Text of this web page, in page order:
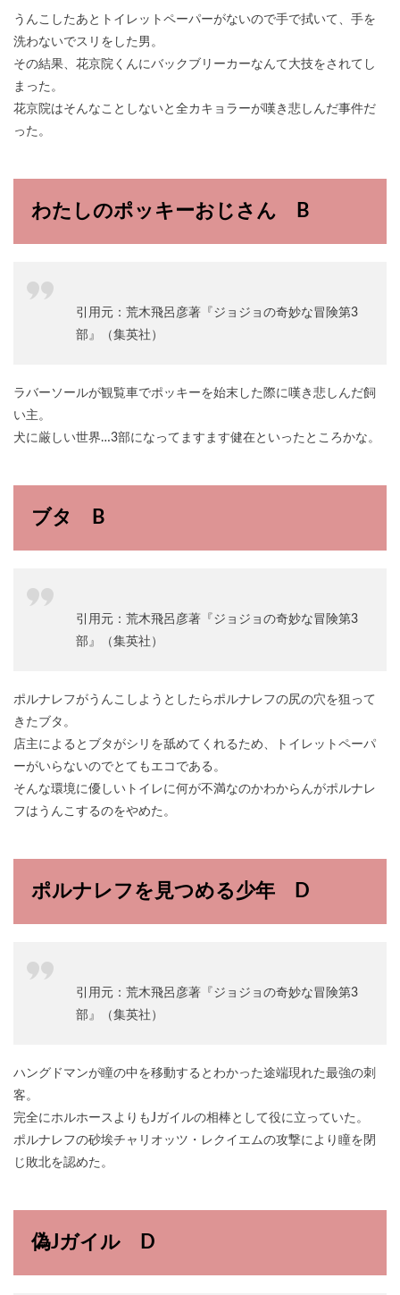
うんこしたあとトイレットペーパーがないので手で拭いて、手を
洗わないでスリをした男。
その結果、花京院くんにバックブリーカーなんて大技をされてし
まった。
花京院はそんなことしないと全カキョラーが嘆き悲しんだ事件だ
った。
わたしのポッキーおじさん B
引用元：荒木飛呂彦著『ジョジョの奇妙な冒険第3
部』（集英社）
ラバーソールが観覧車でポッキーを始末した際に嘆き悲しんだ飼
い主。
犬に厳しい世界…3部になってますます健在といったところかな。
ブタ B
引用元：荒木飛呂彦著『ジョジョの奇妙な冒険第3
部』（集英社）
ポルナレフがうんこしようとしたらポルナレフの尻の穴を狙って
きたブタ。
店主によるとブタがシリを舐めてくれるため、トイレットペーパ
ーがいらないのでとてもエコである。
そんな環境に優しいトイレに何が不満なのかわからんがポルナレ
フはうんこするのをやめた。
ポルナレフを見つめる少年 D
引用元：荒木飛呂彦著『ジョジョの奇妙な冒険第3
部』（集英社）
ハングドマンが瞳の中を移動するとわかった途端現れた最強の刺
客。
完全にホルホースよりもJガイルの相棒として役に立っていた。
ポルナレフの砂埃チャリオッツ・レクイエムの攻撃により瞳を閉
じ敗北を認めた。
偽Jガイル D